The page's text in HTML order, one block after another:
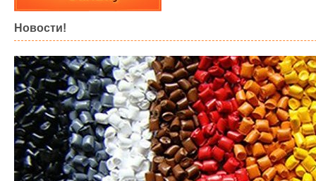
Новости!